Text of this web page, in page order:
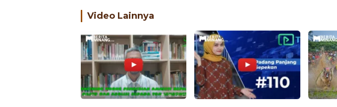
Video Lainnya